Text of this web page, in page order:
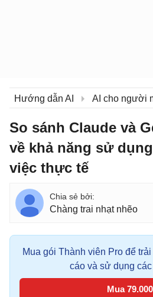
Hướng dẫn AI AI cho người
So sánh Claude và
về khả năng sử
việc thực tế
Chàng trai nhạt nhẽo
Mua gói Thành viên Pro để
cáo và sử dụng các
Mua